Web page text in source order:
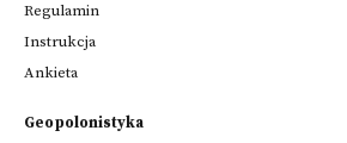
Regulamin
Instrukcja
Ankieta
Geopolonistyka